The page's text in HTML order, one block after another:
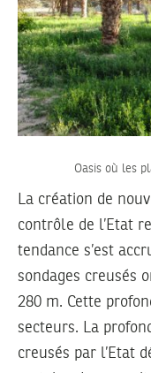
Oasis où les
La création de
contrôle de l’Etat
tendance s’est
sondages creusés
280 m. Cette
secteurs. La
creusés par l’Etat